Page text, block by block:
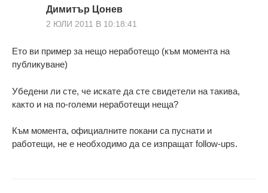
Димитър Цонев
2 ЮЛИ 2011 В 10:18:41
Ето ви пример за нещо неработещо (към момента на
публикуване)
Убедени ли сте, че искате да сте свидетели на такива,
както и на по-големи неработещи неща?
Към момента, официалните покани са пуснати и
работещи, не е необходимо да се изпращат follow-ups.